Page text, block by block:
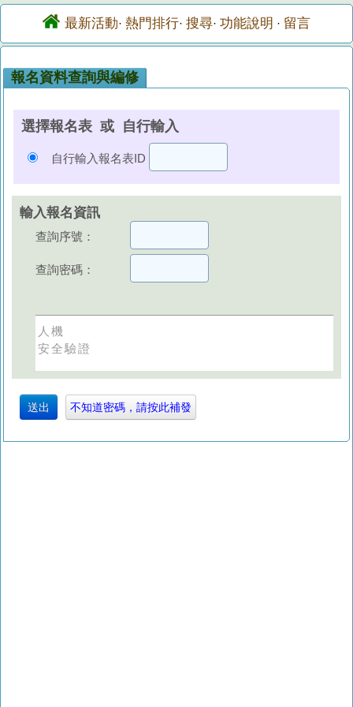
最新活動· 熱門排行· 搜尋· 功能說明 · 留言
報名資料查詢與編修
選擇報名表 或 自行輸入
自行輸入報名表ID
輸入報名資訊
查詢序號：
查詢密碼：
人機
安全驗證